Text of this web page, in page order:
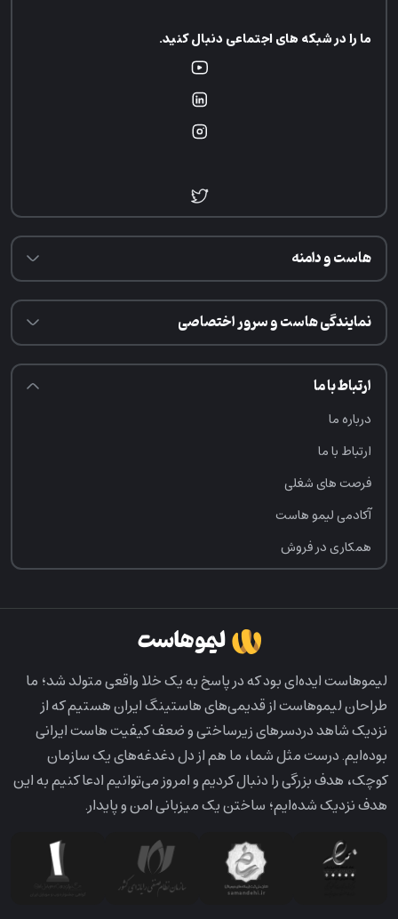
هاست و دامنه
نمایندگی هاست و سرور اختصاصی
ارتباط با ما
درباره ما
ارتباط با ما
فرصت‌ های شغلی
آکادمی لیمو هاست
همکاری در فروش
ما را در شبکه های اجتماعی دنبال کنید.
لیمو‌هاست ایده‌ای بود که در پاسخ به یک خلا واقعی متولد شد؛ ما
طراحان لیمو‌هاست از قدیمی‌های هاستینگ ایران هستیم که از
نزدیک شاهد دردسرهای زیرساختی و ضعف کیفیت هاست ایرانی
بوده‌ایم. درست مثل شما، ما هم از دل دغدغه‌های یک سازمان
کوچک، هدف بزرگی را دنبال کردیم و امروز می‌توانیم ادعا کنیم به این
هدف نزدیک شده‌ایم؛ ساختن یک میزبانی امن و پایدار.